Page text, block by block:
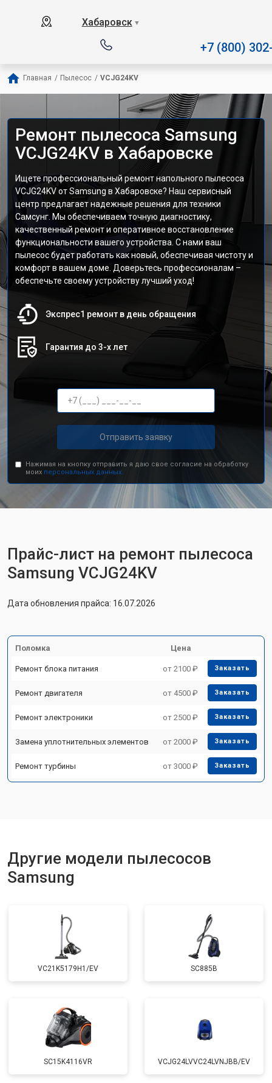
Хабаровск ▼
+7 (800)
Главная / Пылесос / VCJG24KV
Ремонт пылесоса Samsung
VCJG24KV в Хабаровске
Ищете профессиональный ремонт напольного пылесоса
VCJG24KV от Samsung в Хабаровске? Наш сервисный
центр предлагает надежные решения для техники
Самсунг. Мы обеспечиваем точную диагностику,
качественный ремонт и оперативное восстановление
функциональности вашего устройства. С нами ваш
пылесос будет работать как новый, обеспечивая чистоту и
комфорт в вашем доме. Доверьтесь профессионалам –
обеспечьте своему устройству лучший уход!
Экспрес1 ремонт в день обращения
Гарантия до 3-х лет
Отправить заявку
Нажимая на кнопку отправить я даю свое согласие на обработку
моих персональных данных.
Прайс-лист на ремонт пылесоса
Samsung VCJG24KV
Дата обновления прайса: 16.07.2026
Поломка Цена
Ремонт блока питания от 2100 ₽ Заказать
Ремонт двигателя от 4500 ₽ Заказать
Ремонт электроники от 2500 ₽ Заказать
Замена уплотнительных элементов от 2000 ₽ Заказать
Ремонт турбины от 3000 ₽ Заказать
Другие модели пылесосов
Samsung
VC21K5179H1/EV SC885B
SC15K4116VR VCJG24LVVC24LVNJBB/EV